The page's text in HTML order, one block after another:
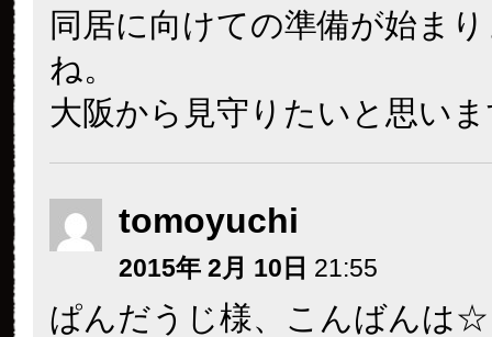
同居に向けての準備が始ま
ね。
大阪から見守りたいと思い
tomoyuchi
2015年 2月 10日 21:55
ぱんだうじ様、こんばんは☆